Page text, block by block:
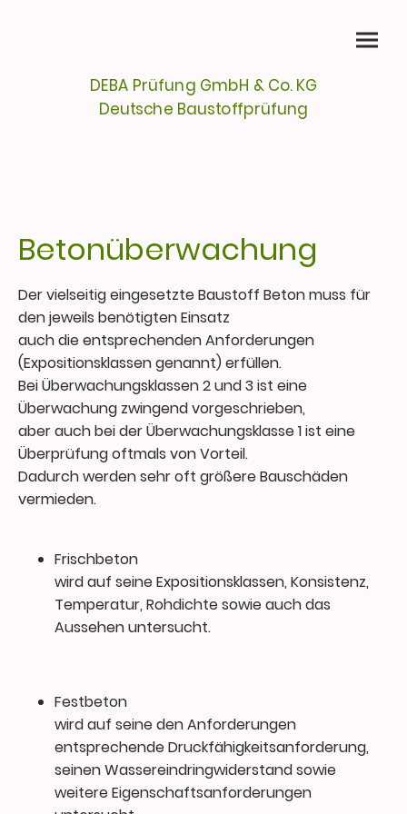
DEBA Prüfung GmbH & Co. KG
Deutsche Baustoffprüfung
Betonüberwachung
Der vielseitig eingesetzte Baustoff Beton muss für
den jeweils benötigten Einsatz
auch die entsprechenden Anforderungen
(Expositionsklassen genannt) erfüllen.
Bei Überwachungsklassen 2 und 3 ist eine
Überwachung zwingend vorgeschrieben,
aber auch bei der Überwachungsklasse 1 ist eine
Überprüfung oftmals von Vorteil.
Dadurch werden sehr oft größere Bauschäden
vermieden.
Frischbeton
wird auf seine Expositionsklassen, Konsistenz,
Temperatur, Rohdichte sowie auch das
Aussehen untersucht.
Festbeton
wird auf seine den Anforderungen
entsprechende Druckfähigkeitsanforderung,
seinen Wassereindringwiderstand sowie
weitere Eigenschaftsanforderungen